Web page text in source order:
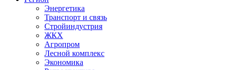
Энергетика
Транспорт и связь
Стройиндустрия
ЖКХ
Агропром
Лесной комплекс
Экономика